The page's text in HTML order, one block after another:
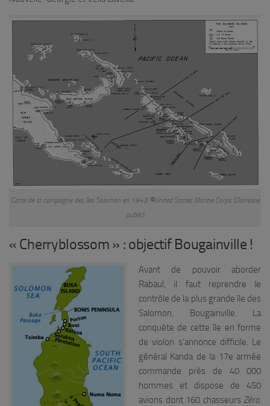
Carte de la campagne des îles Solomon en 1943 ©United States Marine Corps (Domaine
public)
« Cherryblossom » : objectif Bougainville !
Avant de pouvoir aborder
Rabaul, il faut reprendre le
contrôle de la plus grande île des
Salomon, Bougainville. La
conquête de cette île en forme
de violon s’annonce difficile. Le
général Kanda de la 17e armée
commande près de 40 000
hommes et dispose de 450
avions dont 160 chasseurs Zéro.